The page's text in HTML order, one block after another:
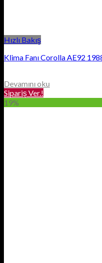
Hızlı Bakış
Klima Fanı Corolla AE92
Devamını oku
Sipariş Ver.!
19%